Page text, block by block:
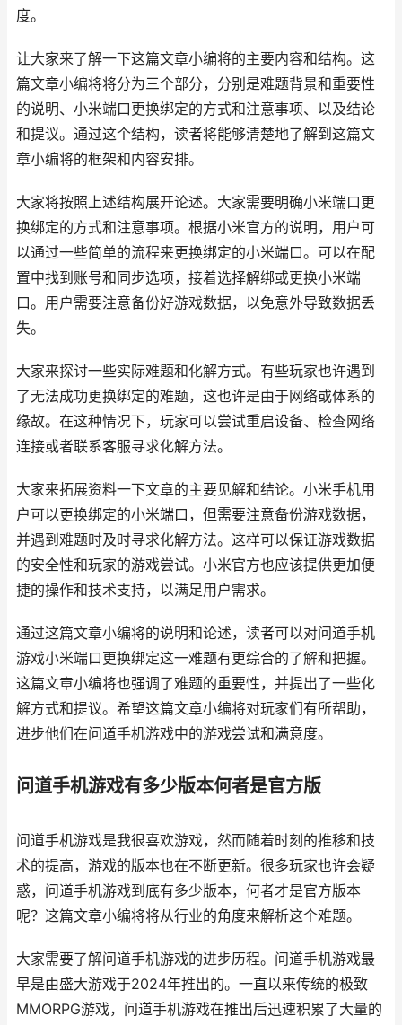
度。
让大家来了解一下这篇文章小编将的主要内容和结构。这
篇文章小编将将分为三个部分，分别是难题背景和重要性
的说明、小米端口更换绑定的方式和注意事项、以及结论
和提议。通过这个结构，读者将能够清楚地了解到这篇文
章小编将的框架和内容安排。
大家将按照上述结构展开论述。大家需要明确小米端口更
换绑定的方式和注意事项。根据小米官方的说明，用户可
以通过一些简单的流程来更换绑定的小米端口。可以在配
置中找到账号和同步选项，接着选择解绑或更换小米端
口。用户需要注意备份好游戏数据，以免意外导致数据丢
失。
大家来探讨一些实际难题和化解方式。有些玩家也许遇到
了无法成功更换绑定的难题，这也许是由于网络或体系的
缘故。在这种情况下，玩家可以尝试重启设备、检查网络
连接或者联系客服寻求化解方法。
大家来拓展资料一下文章的主要见解和结论。小米手机用
户可以更换绑定的小米端口，但需要注意备份游戏数据，
并遇到难题时及时寻求化解方法。这样可以保证游戏数据
的安全性和玩家的游戏尝试。小米官方也应该提供更加便
捷的操作和技术支持，以满足用户需求。
通过这篇文章小编将的说明和论述，读者可以对问道手机
游戏小米端口更换绑定这一难题有更综合的了解和把握。
这篇文章小编将也强调了难题的重要性，并提出了一些化
解方式和提议。希望这篇文章小编将对玩家们有所帮助，
进步他们在问道手机游戏中的游戏尝试和满意度。
问道手机游戏有多少版本何者是官方版
问道手机游戏是我很喜欢游戏，然而随着时刻的推移和技
术的提高，游戏的版本也在不断更新。很多玩家也许会疑
惑，问道手机游戏到底有多少版本，何者才是官方版本
呢？这篇文章小编将将从行业的角度来解析这个难题。
大家需要了解问道手机游戏的进步历程。问道手机游戏最
早是由盛大游戏于2024年推出的。一直以来传统的极致
MMORPG游戏，问道手机游戏在推出后迅速积累了大量的